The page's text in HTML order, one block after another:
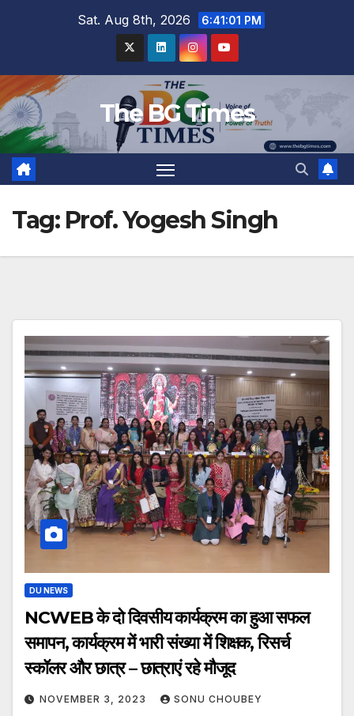
Sat. Aug 8th, 2026 6:41:02 PM
The BG Times
Tag: Prof. Yogesh Singh
DU NEWS
NCWEB के दो दिवसीय कार्यक्रम का हुआ सफल
समापन, कार्यक्रम में भारी संख्या में शिक्षक, रिसर्च
स्कॉलर और छात्र – छात्राएं रहे मौजूद
NOVEMBER 3, 2023 SONU CHOUBEY